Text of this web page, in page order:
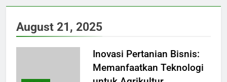
August 21, 2025
Inovasi Pertanian Bisnis:
Memanfaatkan Teknologi